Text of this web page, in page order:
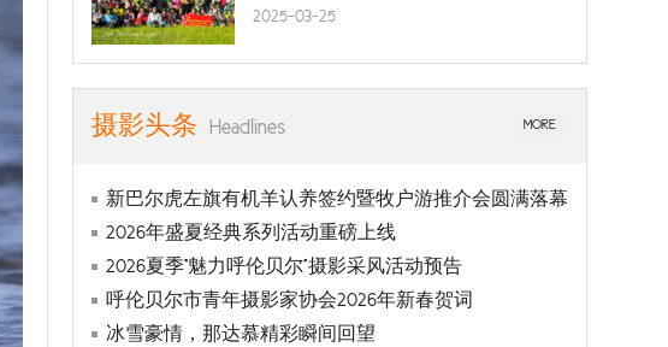
2025-03-25
摄影头条 Headlines MORE
新巴尔虎左旗有机羊认养签约暨牧户游推介会圆满落幕
2026年盛夏经典系列活动重磅上线
2026夏季“魅力呼伦贝尔”摄影采风活动预告
呼伦贝尔市青年摄影家协会2026年新春贺词
冰雪豪情，那达慕精彩瞬间回望